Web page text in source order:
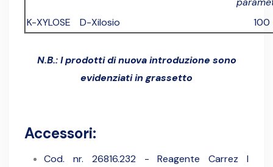
K-XYLOSE
D-Xilosio 100
N.B.: I prodotti di nuova introduzione sono
evidenziati in grassetto
Accessori:
Cod. nr. 26816.232 - Reagente Carrez I